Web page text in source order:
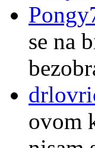
se na
ovom